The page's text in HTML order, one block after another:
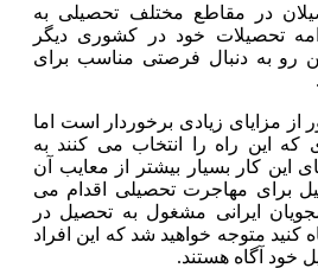
در مقاطع مختلف تحصیلی به
تحصیلات خود در کشوری دیگر
رو به دنبال فرصتی مناسب برای
مزایای زیادی برخوردار است اما
که این راه را انتخاب می کنند به
این کار بسیار بیشتر از معایب آن
برای مهاجرت تحصیلی اقدام می
ایرانی مشغول به تحصیل در
کنید متوجه خواهید شد که این افراد
خود آگاه هستند.